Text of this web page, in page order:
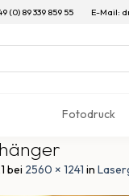
(0) 89 339 859 55 E-Mail:
Fotodruck
bei 2560 × 1241 in